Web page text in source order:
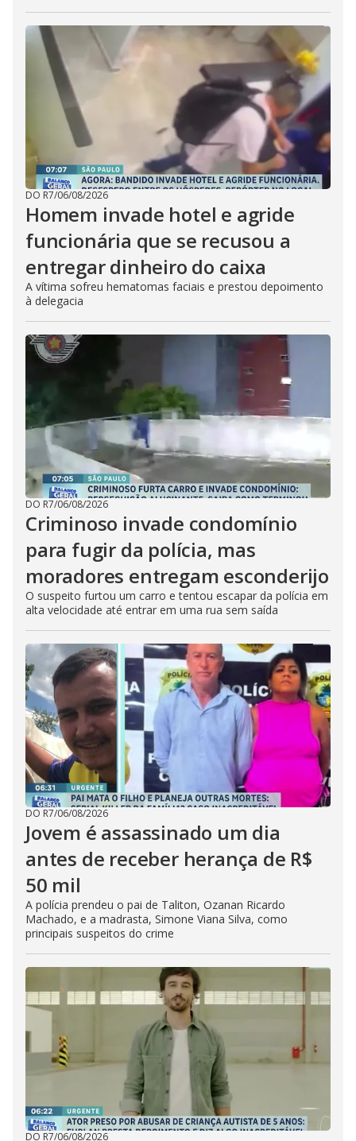
DO R7/06/08/2026
Homem invade hotel e agride
funcionária que se recusou a
entregar dinheiro do caixa
A vítima sofreu hematomas faciais e prestou depoimento
à delegacia
DO R7/06/08/2026
Criminoso invade condomínio
para fugir da polícia, mas
moradores entregam esconderijo
O suspeito furtou um carro e tentou escapar da polícia em
alta velocidade até entrar em uma rua sem saída
DO R7/06/08/2026
Jovem é assassinado um dia
antes de receber herança de R$
50 mil
A polícia prendeu o pai de Taliton, Ozanan Ricardo
Machado, e a madrasta, Simone Viana Silva, como
principais suspeitos do crime
DO R7/06/08/2026